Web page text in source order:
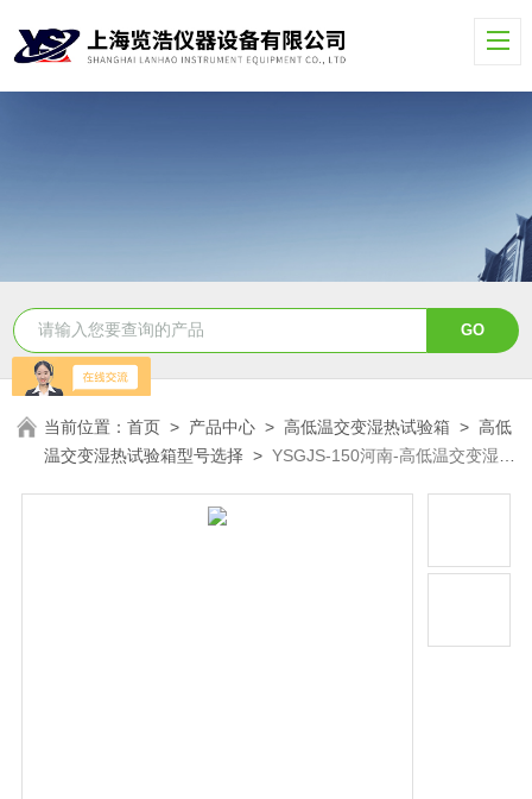
当前位置：首页 > 产品中心 >高低温交变湿热试验箱 >高低
温交变湿热试验箱型号选择 >YSGJS-150河南-高低温交变湿热